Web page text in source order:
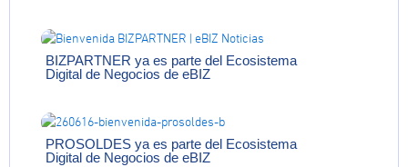
BIZPARTNER ya es parte del Ecosistema
Digital de Negocios de eBIZ
PROSOLDES ya es parte del Ecosistema
Digital de Negocios de eBIZ